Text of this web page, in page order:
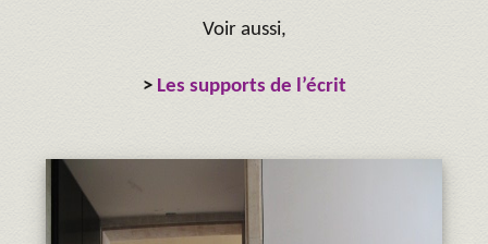
Voir aussi,
> Les supports de l’écrit